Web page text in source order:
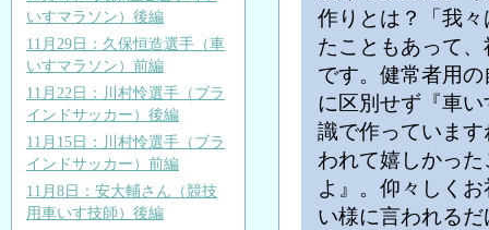
いすマラソン）後編
11月29日：久保恒造選手（車
いすマラソン）前編
11月22日：川村怜選手（ブラ
インドサッカー）後編
11月15日：川村怜選手（ブラ
インドサッカー）前編
11月8日：安大輔さん（競技
用車いす技師）後編
作りとは？「我
たこともあって
です。健常者用
に区別せず『車
識で作っていま
われて嬉しかっ
よ』。仰々しく
い様に言われる